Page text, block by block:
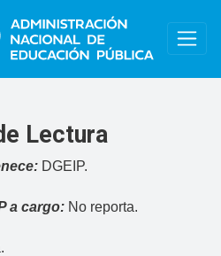
Lectura
DGEIP.
a cargo: No reporta.